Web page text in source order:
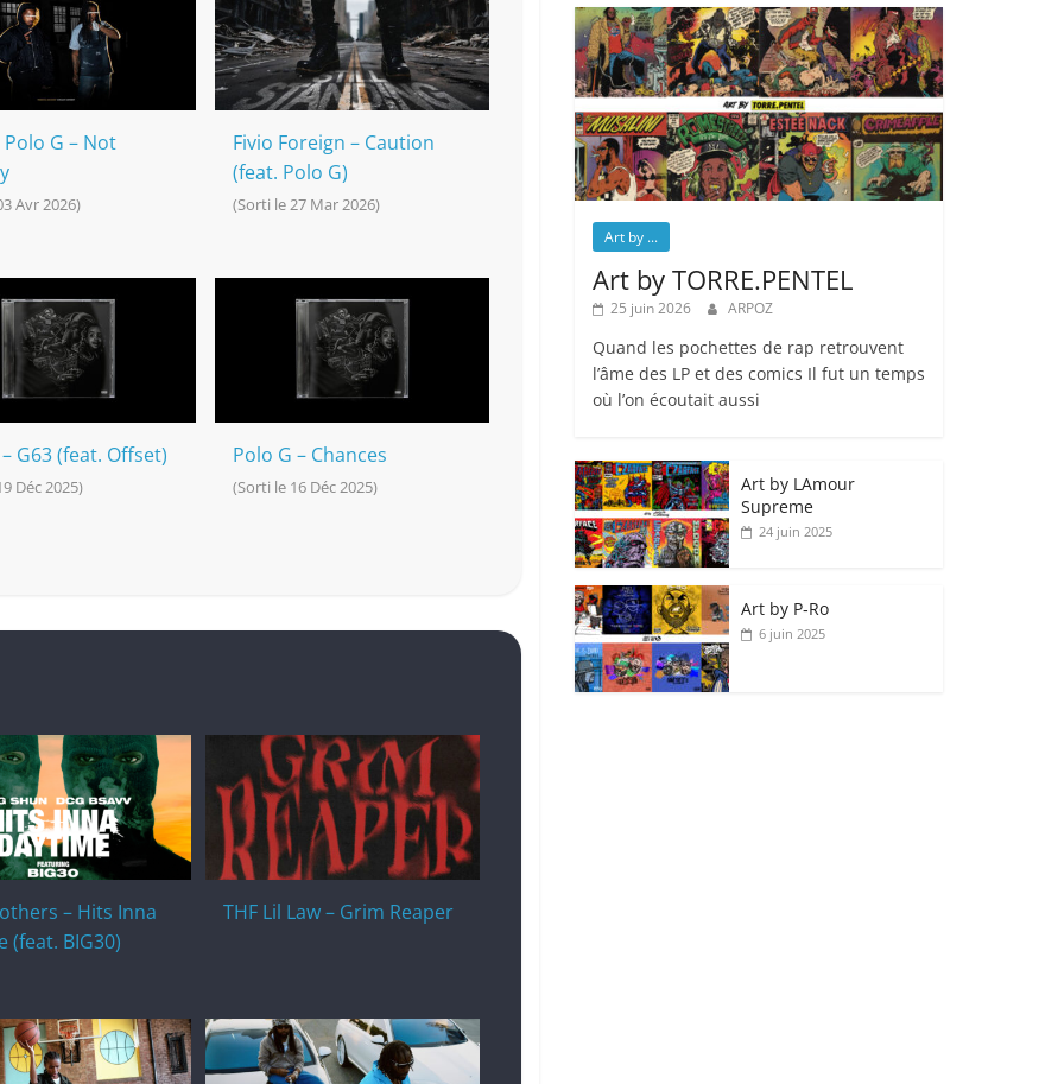
Polo G – Not
Avr 2026)
Fivio Foreign – Caution
(feat. Polo G)
(Sorti le 27 Mar 2026)
G63 (feat. Offset)
Déc 2025)
Polo G – Chances
(Sorti le 16 Déc 2025)
– Hits Inna
(feat. BIG30)
THF Lil Law – Grim Reaper
Art by ...
Art by TORRE.PENTEL
25 juin 2026 ARPOZ
Quand les pochettes de rap retrouvent
l’âme des LP et des comics Il fut un temps
où l’on écoutait aussi
Art by LAmour
Supreme
24 juin 2025
Art by P‑Ro
6 juin 2025